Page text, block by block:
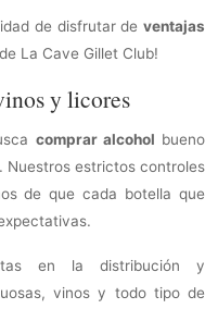
de disfrutar de ventajas
La Cave Gillet Club!
y licores
comprar alcohol bueno
Nuestros estrictos controles
de que cada botella que
en la distribución y
vinos y todo tipo de